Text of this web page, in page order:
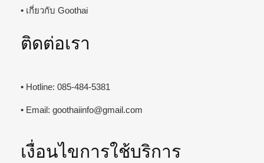
• เกี่ยวกับ Goothai
ติดต่อเรา
• Hotline: 085-484-5381
• Email: goothaiinfo@gmail.com
เงื่อนไขการใช้บริการ